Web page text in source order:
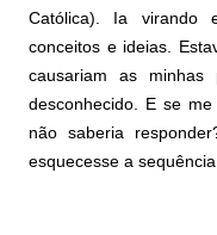
Católica). Ia virando
conceitos e ideias.
causariam as minhas
desconhecido. E se
não saberia
esquecesse a